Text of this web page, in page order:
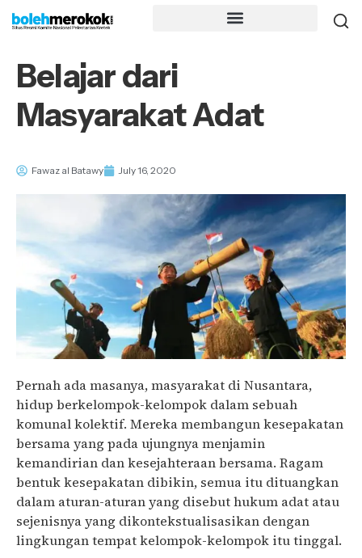
Belajar dari
Masyarakat Adat
Fawaz al Batawy July 16, 2020
Pernah ada masanya, masyarakat di Nusantara,
hidup berkelompok-kelompok dalam sebuah
komunal kolektif. Mereka membangun kesepakatan
bersama yang pada ujungnya menjamin
kemandirian dan kesejahteraan bersama. Ragam
bentuk kesepakatan dibikin, semua itu dituangkan
dalam aturan-aturan yang disebut hukum adat atau
sejenisnya yang dikontekstualisasikan dengan
lingkungan tempat kelompok-kelompok itu tinggal.